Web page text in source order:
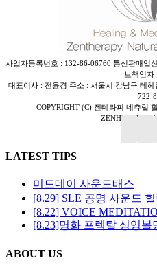
사업자등록번호 : 132-86-06760 통신판매업
보책임자
대표이사 : 전윤경 주소 : 서울시 강남구 테
722-
COPYRIGHT (C) 젠테라피 네츄럴
Close
LATEST TIPS
미드데이 사운드배스
[8.29] SLE 공명 사운드
[8.22] VOICE
[8.23]명화 프렉탈 싱잉
ABOUT US